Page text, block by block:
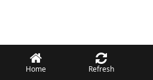
Home Refresh